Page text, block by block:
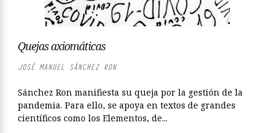
Quejas axiomáticas
JOSÉ MANUEL SÁNCHEZ RON
Sánchez Ron manifiesta su queja por la gestión de la
pandemia. Para ello, se apoya en textos de grandes
científicos como los Elementos, de...